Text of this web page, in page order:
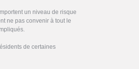
un niveau de risque
ne pas convenir à tout le
de certaines